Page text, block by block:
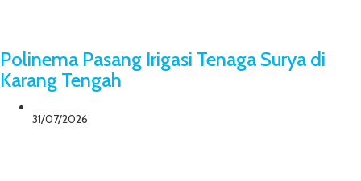
Polinema Pasang Irigasi Tenaga Surya di
Karang Tengah
31/07/2026